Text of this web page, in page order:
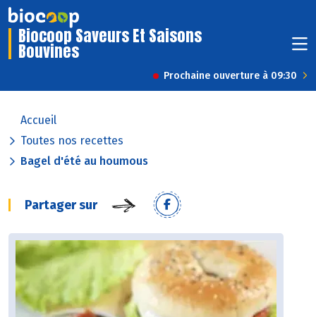
Biocoop Saveurs Et Saisons
Bouvines
Prochaine ouverture à 09:30
Accueil
Toutes nos recettes
Bagel d'été au houmous
Partager sur